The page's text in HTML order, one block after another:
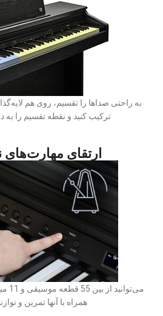
به راحتی صداها را تقسیم، روی هم
ترکیب کنید و نقطه تقسیم را به
ارتقای مهارت‌های
همراه با آنها تمرین و